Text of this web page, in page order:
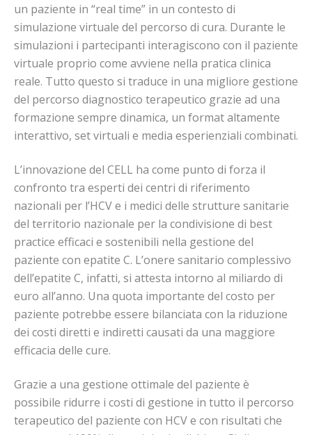
un paziente in “real time” in un contesto di
simulazione virtuale del percorso di cura. Durante le
simulazioni i partecipanti interagiscono con il paziente
virtuale proprio come avviene nella pratica clinica
reale. Tutto questo si traduce in una migliore gestione
del percorso diagnostico terapeutico grazie ad una
formazione sempre dinamica, un format altamente
interattivo, set virtuali e media esperienziali combinati.
L’innovazione del CELL ha come punto di forza il
confronto tra esperti dei centri di riferimento
nazionali per l’HCV e i medici delle strutture sanitarie
del territorio nazionale per la condivisione di best
practice efficaci e sostenibili nella gestione del
paziente con epatite C. L’onere sanitario complessivo
dell’epatite C, infatti, si attesta intorno al miliardo di
euro all’anno. Una quota importante del costo per
paziente potrebbe essere bilanciata con la riduzione
dei costi diretti e indiretti causati da una maggiore
efficacia delle cure.
Grazie a una gestione ottimale del paziente è
possibile ridurre i costi di gestione in tutto il percorso
terapeutico del paziente con HCV e con risultati che